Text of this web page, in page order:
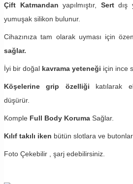
Çift Katmandan yapılmıştır, Sertdış
yumuşak silikon bulunur.
Cihazınıza tam olarak uyması için
sağlar.
İyi bir doğal kavrama yeteneği için ince
Köşelerine grip özelliği katılarak
düşürür.
Komple Full Body Koruma Sağlar.
Kılıf takılı iken bütün slotlara ve
Foto Çekebilir , şarj edebilirsiniz.